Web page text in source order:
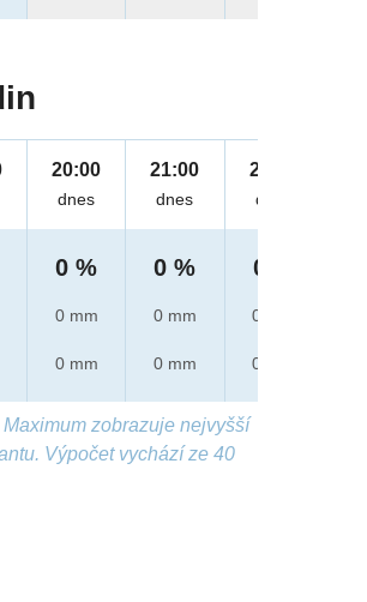
20:00
dnes
0 %
0 mm
0 mm
21:00
dnes
0 %
0 mm
0 mm
22:00
dnes
0 %
0 mm
0 mm
zobrazuje nejvyšší
Výpočet vychází ze 40